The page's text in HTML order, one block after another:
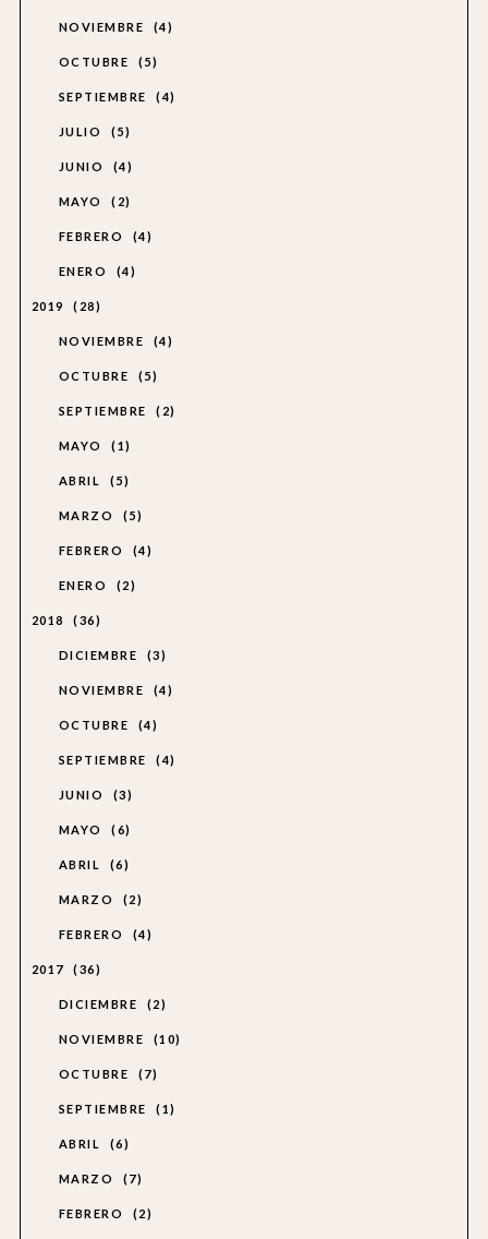
NOVIEMBRE 4
OCTUBRE 5
SEPTIEMBRE 4
JULIO 5
JUNIO 4
MAYO 2
FEBRERO 4
ENERO 4
2019 28
NOVIEMBRE 4
OCTUBRE 5
SEPTIEMBRE 2
MAYO 1
ABRIL 5
MARZO 5
FEBRERO 4
ENERO 2
2018 36
DICIEMBRE 3
NOVIEMBRE 4
OCTUBRE 4
SEPTIEMBRE 4
JUNIO 3
MAYO 6
ABRIL 6
MARZO 2
FEBRERO 4
2017 36
DICIEMBRE 2
NOVIEMBRE 10
OCTUBRE 7
SEPTIEMBRE 1
ABRIL 6
MARZO 7
FEBRERO 2